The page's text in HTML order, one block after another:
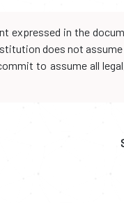
expressed in the
does not
to assume all